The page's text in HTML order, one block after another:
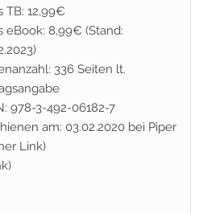
TB: 12,99€
eBook: 8,99€ (Stand:
336 Seiten lt.
978-3-492-06182-7
am: 03.02.2020 bei Piper
Link)